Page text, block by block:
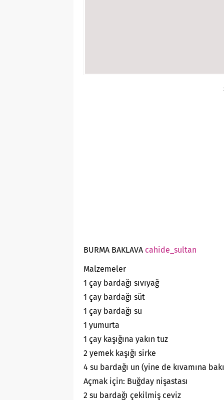
BURMA BAKLAVA cahide_sultan
Malzemeler
1 çay bardağı sıvıyağ
1 çay bardağı süt
1 çay bardağı su
1 yumurta
1 çay kaşığına yakın tuz
2 yemek kaşığı sirke
4 su bardağı un (yine de kıvamına
Açmak için: Buğday nişastası
2 su bardağı çekilmiş ceviz